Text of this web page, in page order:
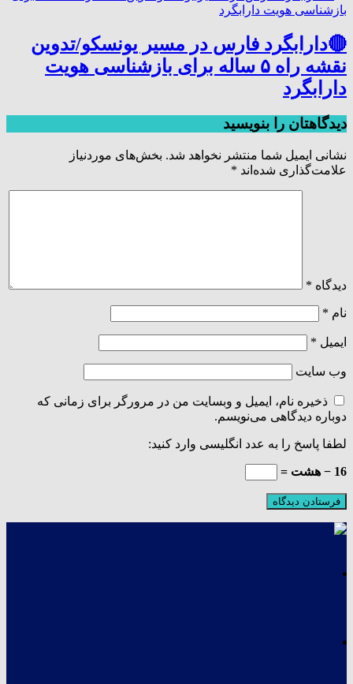
🔴دارابگرد فارس در مسیر یونسکو/تدوین
نقشه راه ۵ ساله برای بازشناسی هویت
دارابگرد
دیدگاهتان را بنویسید
نشانی ایمیل شما منتشر نخواهد شد. بخش‌های موردنیاز
علامت‌گذاری شده‌اند *
دیدگاه *
نام *
ایمیل *
وب‌ سایت
ذخیره نام، ایمیل و وبسایت من در مرورگر برای زمانی که
دوباره دیدگاهی می‌نویسم.
لطفا پاسخ را به عدد انگلیسی وارد کنید:
16 − هشت =